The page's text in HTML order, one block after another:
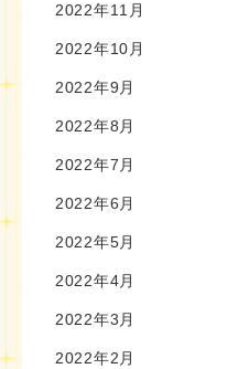
2022年11月
2022年10月
2022年9月
2022年8月
2022年7月
2022年6月
2022年5月
2022年4月
2022年3月
2022年2月